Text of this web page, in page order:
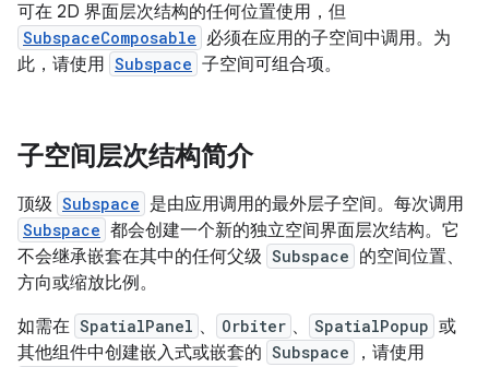
可在 2D 界面层次结构的任何位置使用，但
SubspaceComposable 必须在应用的子空间中调用。为
此，请使用 Subspace 子空间可组合项。
子空间层次结构简介
顶级 Subspace 是由应用调用的最外层子空间。每次调用
Subspace 都会创建一个新的独立空间界面层次结构。它
不会继承嵌套在其中的任何父级 Subspace 的空间位置、
方向或缩放比例。
如需在 SpatialPanel 、 Orbiter 、 SpatialPopup 或
其他组件中创建嵌入式或嵌套的 Subspace ，请使用